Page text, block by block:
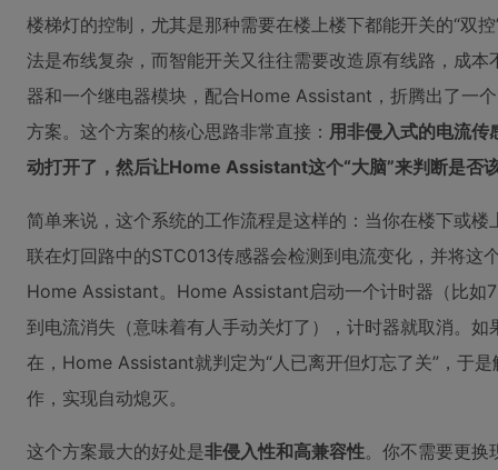
楼梯灯的控制，尤其是那种需要在楼上楼下都能开关的“双
法是布线复杂，而智能开关又往往需要改造原有线路，成
器和一个继电器模块，配合Home Assistant，折腾出了一
方案。这个方案的核心思路非常直接： 用非侵入式的电流传
动打开了，然后让Home Assistant这个“大脑”来判断是否
简单来说，这个系统的工作流程是这样的：当你在楼下或
联在灯回路中的STC013传感器会检测到电流变化，并将这
Home Assistant。Home Assistant启动一个计时器（比如
到电流消失（意味着有人手动关灯了），计时器就取消。
在，Home Assistant就判定为“人已离开但灯忘了关”，于
作，实现自动熄灭。
这个方案最大的好处是非侵入性和高兼容性。你不需要更换